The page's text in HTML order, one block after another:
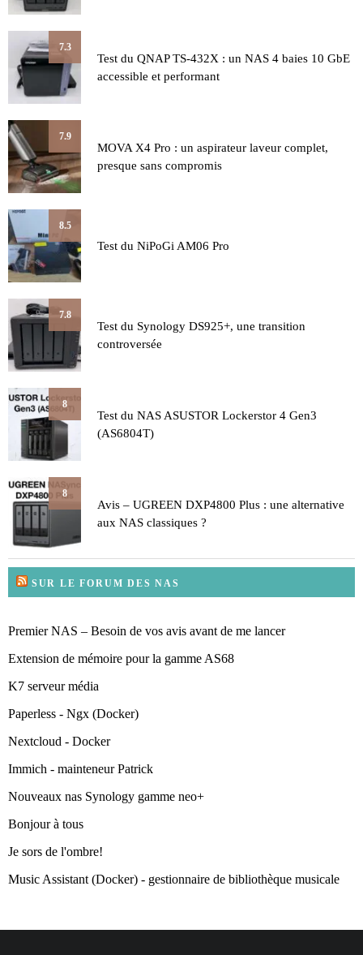
7.3
Test du QNAP TS-432X : un NAS 4 baies 10 GbE
accessible et performant
7.9
MOVA X4 Pro : un aspirateur laveur complet,
presque sans compromis
8.5
Test du NiPoGi AM06 Pro
7.8
Test du Synology DS925+, une transition
controversée
8
Test du NAS ASUSTOR Lockerstor 4 Gen3
(AS6804T)
8
Avis – UGREEN DXP4800 Plus : une alternative
aux NAS classiques ?
SUR LE FORUM DES NAS
Premier NAS – Besoin de vos avis avant de me lancer
Extension de mémoire pour la gamme AS68
K7 serveur média
Paperless - Ngx (Docker)
Nextcloud - Docker
Immich - mainteneur Patrick
Nouveaux nas Synology gamme neo+
Bonjour à tous
Je sors de l'ombre!
Music Assistant (Docker) - gestionnaire de bibliothèque musicale